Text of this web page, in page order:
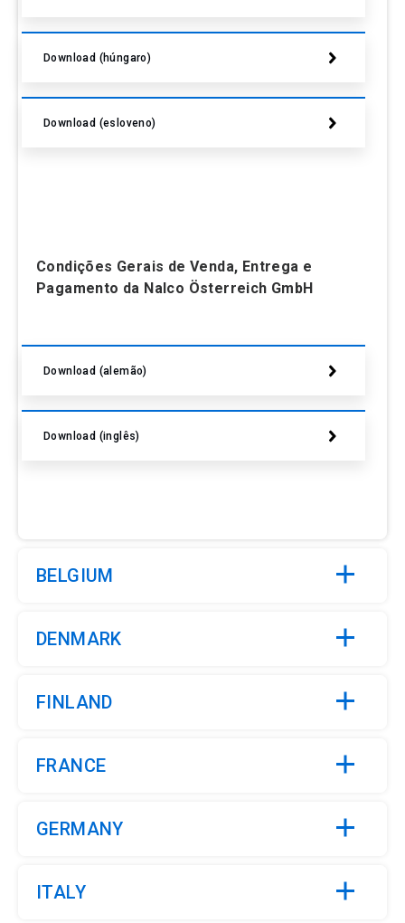
Download (húngaro)
Download (esloveno)
Condições Gerais de Venda, Entrega e
Pagamento da Nalco Österreich GmbH
Download (alemão)
Download (inglês)
BELGIUM
DENMARK
FINLAND
FRANCE
GERMANY
ITALY